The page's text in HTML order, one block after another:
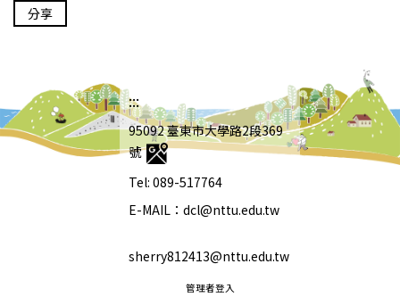
分享
:::
95092 臺東市大學路2段369
號
Tel: 089-517764
E-MAIL：dcl@nttu.edu.tw
sherry812413@nttu.edu.tw
管理者登入